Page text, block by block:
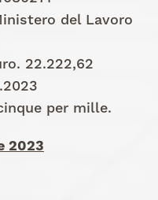
del Lavoro
22.222,62
per mille.
2023